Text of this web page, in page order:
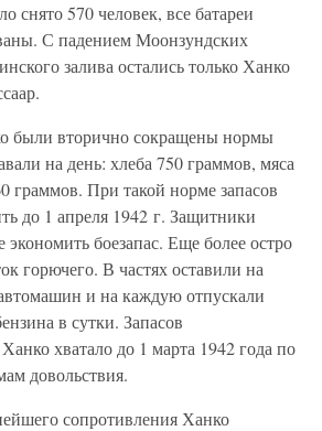
снято 570 человек, все батареи
С падением Моонзундских
залива остались только Ханко
были вторично сокращены нормы
на день: хлеба 750 граммов, мяса
граммов. При такой норме запасов
до 1 апреля 1942 г. Защитники
экономить боезапас. Еще более остро
горючего. В частях оставили на
и на каждую отпускали
в сутки. Запасов
хватало до 1 марта 1942 года по
довольствия.
сопротивления Ханко